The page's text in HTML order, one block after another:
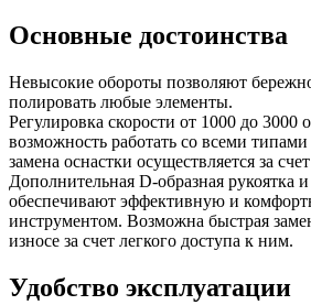
Основные достоинства
Невысокие обороты позволяют
полировать любые элементы.
Регулировка скорости от 1000 до 3000
возможность работать со всеми
замена оснастки осуществляется за
Дополнительная D-образная рукоятка
обеспечивают эффективную и
инструментом. Возможна быстрая
износе за счет легкого доступа к ним.
Удобство эксплуатации